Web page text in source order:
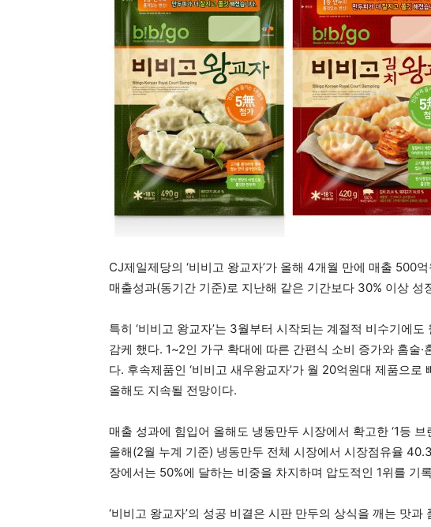
CJ제일제당의 ‘비비고 왕교자’가 올해 4개월 만에 매출 500
매출성과(동기간 기준)로 지난해 같은 기간보다 30% 이상 성
특히 ‘비비고 왕교자’는 3월부터 시작되는 계절적 비수기에
감케 했다. 1~2인 가구 확대에 따른 간편식 소비 증가와 홈술
다. 후속제품인 ‘비비고 새우왕교자’가 월 20억원대 제품으로
올해도 지속될 전망이다.
매출 성과에 힘입어 올해도 냉동만두 시장에서 확고한 ‘1등
올해(2월 누계 기준) 냉동만두 전체 시장에서 시장점유율
장에서는 50%에 달하는 비중을 차지하며 압도적인 1위를 기
‘비비고 왕교자’의 성공 비결은 시판 만두의 상식을 깨는 맛